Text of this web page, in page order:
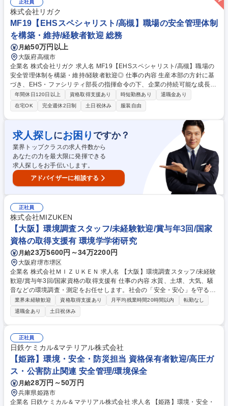
残業ほぼ0時間の月もあり有給や長期休暇のコントロールがしやすい環境
です。代休取得も徹底されており、ワークライフバランスを保ちながら安
心して長く働けます。 募集職種 【東京/上下水プラントの積算担当】クボ
タG/残業月平均15H
正社員
株式会社リガク
MF19【EHSスペシャリスト/高槻】職場の安全管理体制
を構築・維持/経験者歓迎 総務
月給50万円以上
大阪府高槻市
企業名 株式会社リガク 求人名 MF19【EHSスペシャリスト/高槻】職場の
安全管理体制を構築・維持/経験者歓迎◎ 仕事の内容 生産本部の方針に基
づき、EHS・ファシリティ部長の指揮命令の下、企業の持続可能な成長と
法令順守を実現のため、環境・安全・衛生に関する法令遵守を徹底し、法
的側面から職場の安全管理体制を構築・維持します。 【期待する役割】立
上げ期（着任～1～2年程度）においては以下を担っていただきたいと考え
ます。大阪工場におけるEHSの現状把握、法令遵守状況・運用レベル・潜
在リスクの可視化。既存ルールや慣行を前提とせず、実態に即した環境・
安全・衛生管理の基本的な仕組みの構築。現場部門との信頼関係を構築
し、「相談されるEHS」「現場に入り込むEHS」としての立ち位置を確
立。 募集職種 MF19【EHSスペシャリスト/高槻】職場の安全管理体制を
構築・維持/経験者歓迎◎
年間休日120日以上 資格取得支援あり 時短勤務あり
退職金あり
在宅OK
完全週休2日制 土日祝休み 服装自由
求人探しにお困り ですか？
業界トップクラスの求人件数から
あなたの力を最大限に発揮できる
求人探しをお手伝いします。
アドバイザーに相談する
正社員
株式会社MIZUKEN
【大阪】環境調査スタッフ/未経験歓迎/賞与年3回/国家
資格の取得支援有 環境学学術研究
月給23万5600円～34万2200円
大阪府堺市堺区
企業名 株式会社ＭＩＺＵＫＥＮ 求人名 【大阪】環境調査スタッフ/未経験
歓迎/賞与年3回/国家資格の取得支援有 仕事の内容 水質、土壌、大気、騒
音などの環境調査・測定をお任せします。社会の「安全・安心」を守るや
りがいの大きな仕事です。まずは2人1組のチームで動くため、未経験でも
安心してスタート可能です。 工場排水や井戸水の採取、排ガス・騒音・振
動の測定などを行います。【具体的には】現場での試料採取、測定機器を
用いた数値計測、調査結果のまとめ【教育体制】最初は先輩に同行し、器
具の名前や使い方から学びます。【魅力】「環境のドクター」として、
人々の生活を支える実感を持てます。外に出るアクティブさと、調査に集
中する専門性の両方を味わえます。 ※職務変更の範囲：当社業務全般 募
集職種 【大阪】環境調査スタッフ/未経験歓迎/賞与年3回/国家資格の取得
支援有
業界未経験歓迎 資格取得支援あり 月平均残業時間20時間以内
転勤なし
退職金あり
土日祝休み
正社員
日鉄ケミカル&マテリアル株式会社
【姫路】環境・安全・防災担当 資格保有者歓迎/高圧ガ
ス・公害防止関連 安全管理/環境保全
月給28万円～50万円
兵庫県姫路市
企業名 日鉄ケミカル＆マテリアル株式会社 求人名 【姫路】環境・安全・